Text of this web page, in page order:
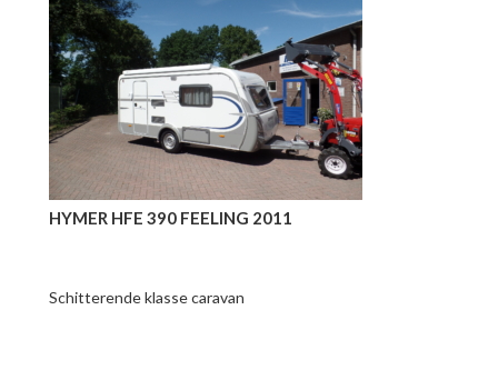
HYMER HFE 390 FEELING 2011
Schitterende klasse caravan